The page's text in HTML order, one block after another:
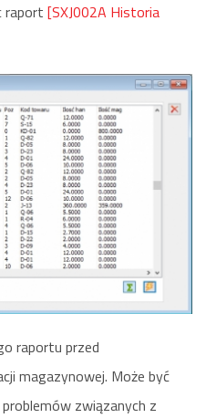
raport [SXJ002A Historia
raportu przed
magazynowej. Może być
związanych z